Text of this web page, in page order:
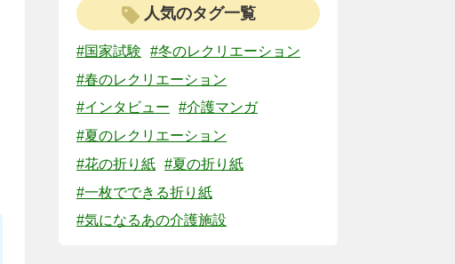
人気のタグ一覧
#国家試験
#冬のレクリエーション
#春のレクリエーション
#インタビュー
#介護マンガ
#夏のレクリエーション
#花の折り紙 #夏の折り紙
#一枚でできる折り紙
#気になるあの介護施設